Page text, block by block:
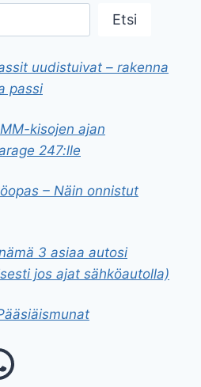
Etsi
uudistuivat – rakenna
passi
kisojen ajan
247:lle
– Näin onnistut
3 asiaa autosi
jos ajat sähköautolla)